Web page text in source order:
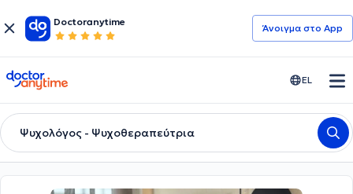
Doctoranytime
Άνοιγμα στο App
doctoranytime EL
Ψυχολόγος - Ψυχοθεραπεύτρια